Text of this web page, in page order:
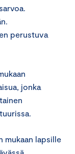
perustuva
jonka
mukaan lapsille